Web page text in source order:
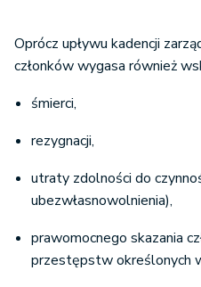
Oprócz upływu kadencji
członków wygasa również
śmierci,
rezygnacji,
utraty zdolności do
ubezwłasnowolnienia),
prawomocnego skazania
przestępstw określonych